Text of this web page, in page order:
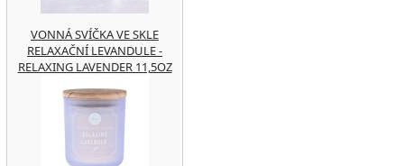
VONNÁ SVÍČKA VE SKLE
RELAXAČNÍ LEVANDULE -
RELAXING LAVENDER 11,5OZ